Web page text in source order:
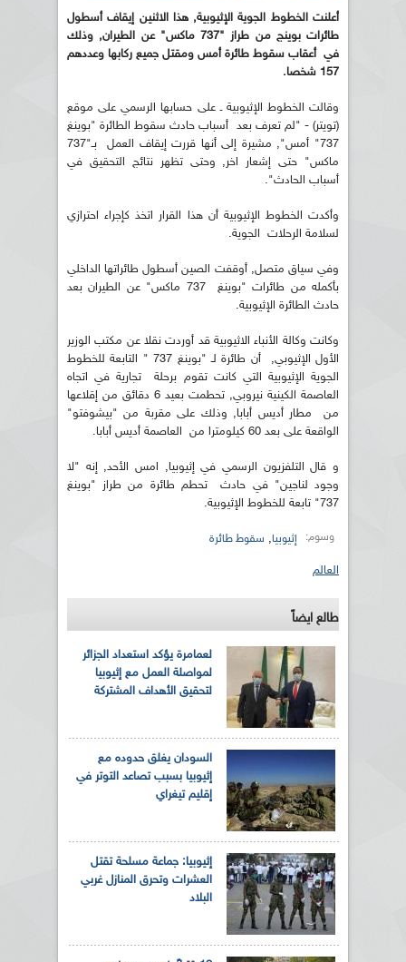
أعلنت الخطوط الجوية الإثيوبية, هذا الاثنين إيقاف أسطول
طائرات بوينج من طراز "737 ماكس" عن الطيران, وذلك
في أعقاب سقوط طائرة أمس ومقتل جميع ركابها وعددهم
157 شخصا.
وقالت الخطوط الإثيوبية ـ على حسابها الرسمي على موقع
(تويتر) - "لم تعرف بعد أسباب حادث سقوط الطائرة "بوينغ
737" أمس", مشيرة إلى أنها قررت إيقاف العمل بـ"737
ماكس" حتى إشعار اخر, وحتى تظهر نتائج التحقيق في
أسباب الحادث".
وأكدت الخطوط الإثيوبية أن هذا القرار اتخذ كإجراء احترازي
لسلامة الرحلات الجوية.
وفي سياق متصل, أوقفت الصين أسطول طائراتها الداخلي
بأكمله من طائرات "بوينغ 737 ماكس" عن الطيران بعد
حادث الطائرة الإثيوبية.
وكانت وكالة الأنباء الاثيوبية قد أوردت نقلا عن مكتب الوزير
الأول الإثيوبي, أن طائرة لـ "بوينغ 737 " التابعة للخطوط
الجوية الإثيوبية التي كانت تقوم برحلة تجارية في اتجاه
العاصمة الكينية نيروبي, تحطمت بعيد 6 دقائق من إقلاعها
من مطار أديس أبابا, وذلك على مقربة من "بيشوفتو"
الواقعة على بعد 60 كيلومترا من العاصمة أديس أبابا.
و قال التلفزيون الرسمي في إثيوبيا, امس الأحد, إنه "لا
وجود لناجين" في حادث تحطم طائرة من طراز "بوينغ
737" تابعة للخطوط الإثيوبية.
وسوم: إثيوبيا, سقوط طائرة
العالم
طالع ايضاً
لعمامرة يؤكد استعداد الجزائر
لمواصلة العمل مع إثيوبيا
لتحقيق الأهداف المشتركة
السودان يغلق حدوده مع
إثيوبيا بسبب تصاعد التوتر في
إقليم تيغراي
إثيوبيا: جماعة مسلحة تقتل
العشرات وتحرق المنازل غربي
البلاد